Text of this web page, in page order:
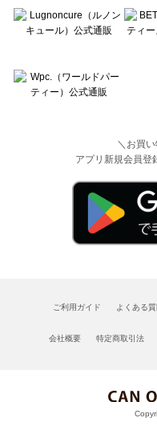
＼お買
アプリ新規会員登
ご利用ガイド よくある質
会社概要 特定商取引法